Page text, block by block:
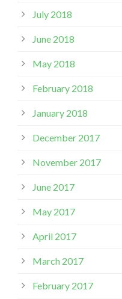
July 2018
June 2018
May 2018
February 2018
January 2018
December 2017
November 2017
June 2017
May 2017
April 2017
March 2017
February 2017